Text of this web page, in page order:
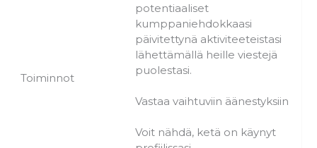
Toiminnot
potentiaaliset
kumppaniehdokkaasi
päivitettynä aktiviteeteistasi
lähettämällä heille viestejä
puolestasi.
Vastaa vaihtuviin äänestyksiin
Voit nähdä, ketä on käynyt